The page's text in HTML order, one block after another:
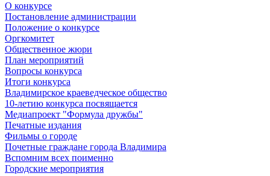
О конкурсе
Постановление администрации
Положение о конкурсе
Оргкомитет
Общественное жюри
План мероприятий
Вопросы конкурса
Итоги конкурса
Владимирское краеведческое общество
10-летию конкурса посвящается
Медиапроект "Формула дружбы"
Печатные издания
Фильмы о городе
Почетные граждане города Владимира
Вспомним всех поименно
Городские мероприятия